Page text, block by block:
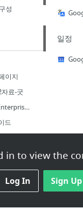
in to view the
Log In Sign Up
성
이지
료-굿
SUSE Linux Enterprise Server 12 SP2-배포
드
SUSE Linux Enterprise Server 스크립트
일정